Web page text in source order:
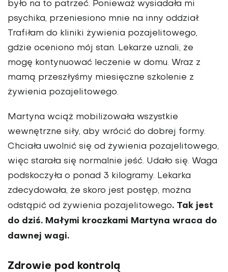
było na to patrzeć. Ponieważ wysiadała mi
psychika, przeniesiono mnie na inny oddział.
Trafiłam do kliniki żywienia pozajelitowego,
gdzie oceniono mój stan. Lekarze uznali, że
mogę kontynu­ować leczenie w domu. Wraz z
mamą przeszłyśmy mie­sięczne szkolenie z
żywienia pozajelitowego.
Martyna wciąż mobilizowała wszystkie
wewnętrzne siły, aby wrócić do dobrej formy.
Chciała uwolnić się od żywienia pozajelitowego,
więc starała się normalnie jeść. Udało się. Waga
podskoczyła o ponad 3 kilogramy. Lekarka
zdecy­dowała, że skoro jest postęp, można
odstąpić od żywienia pozajelitowego. Tak jest
do dziś. Małymi kroczkami Mar­tyna wraca do
dawnej wagi.
Zdrowie pod kontrolą